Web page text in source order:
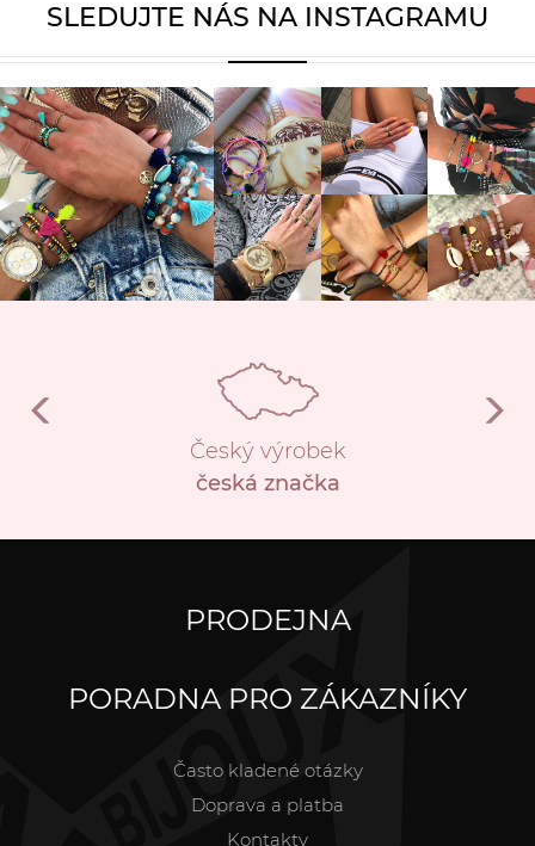
SLEDUJTE NÁS NA INSTAGRAMU
Český výrobek
česká značka
PRODEJNA
PORADNA PRO ZÁKAZNÍKY
Často kladené otázky
Doprava a platba
Kontakty